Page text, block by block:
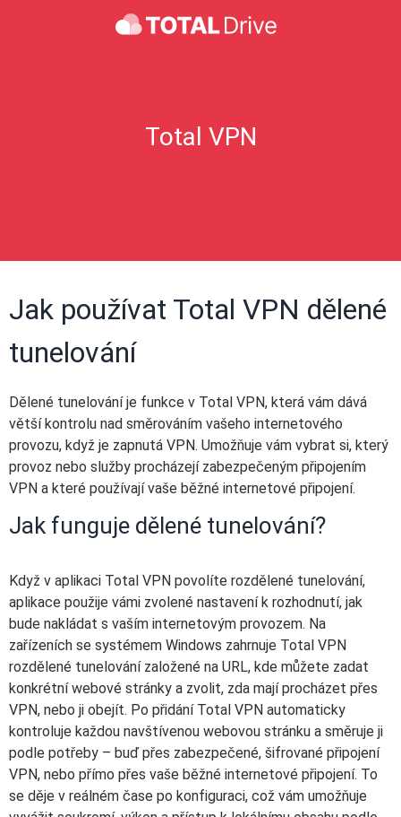
Total VPN
Jak používat Total VPN dělené
tunelování
Dělené tunelování je funkce v Total VPN, která vám dává
větší kontrolu nad směrováním vašeho internetového
provozu, když je zapnutá VPN. Umožňuje vám vybrat si, který
provoz nebo služby procházejí zabezpečeným připojením
VPN a které používají vaše běžné internetové připojení.
Jak funguje dělené tunelování?
Když v aplikaci Total VPN povolíte rozdělené tunelování,
aplikace použije vámi zvolené nastavení k rozhodnutí, jak
bude nakládat s vaším internetovým provozem. Na
zařízeních se systémem Windows zahrnuje Total VPN
rozdělené tunelování založené na URL, kde můžete zadat
konkrétní webové stránky a zvolit, zda mají procházet přes
VPN, nebo ji obejít. Po přidání Total VPN automaticky
kontroluje každou navštívenou webovou stránku a směruje ji
podle potřeby – buď přes zabezpečené, šifrované připojení
VPN, nebo přímo přes vaše běžné internetové připojení. To
se děje v reálném čase po konfiguraci, což vám umožňuje